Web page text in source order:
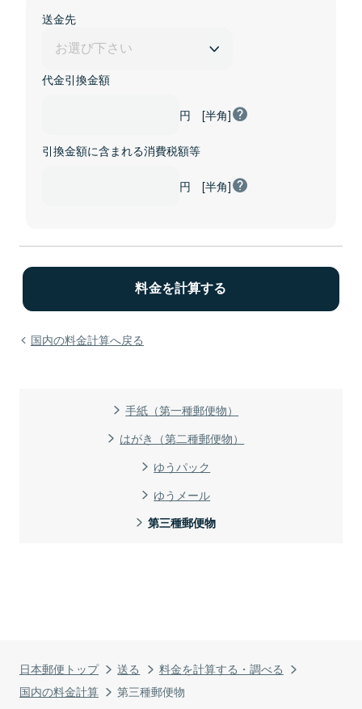
日本郵便トップ 送る
料金を計算する・調べる
国内の料金計算
第三種郵便物
送金先
代金引換金額
円 [半角]
引換金額に含まれる消費税額等
円 [半角]
国内の料金計算へ戻る
手紙（第一種郵便物）
はがき（第二種郵便物）
ゆうパック
ゆうメール
第三種郵便物